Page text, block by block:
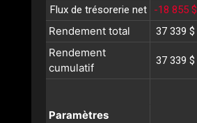
Flux de trésorerie net -18 855 $
Rendement total 37 339 $
Rendement
cumulatif
37 339 $
Paramètres